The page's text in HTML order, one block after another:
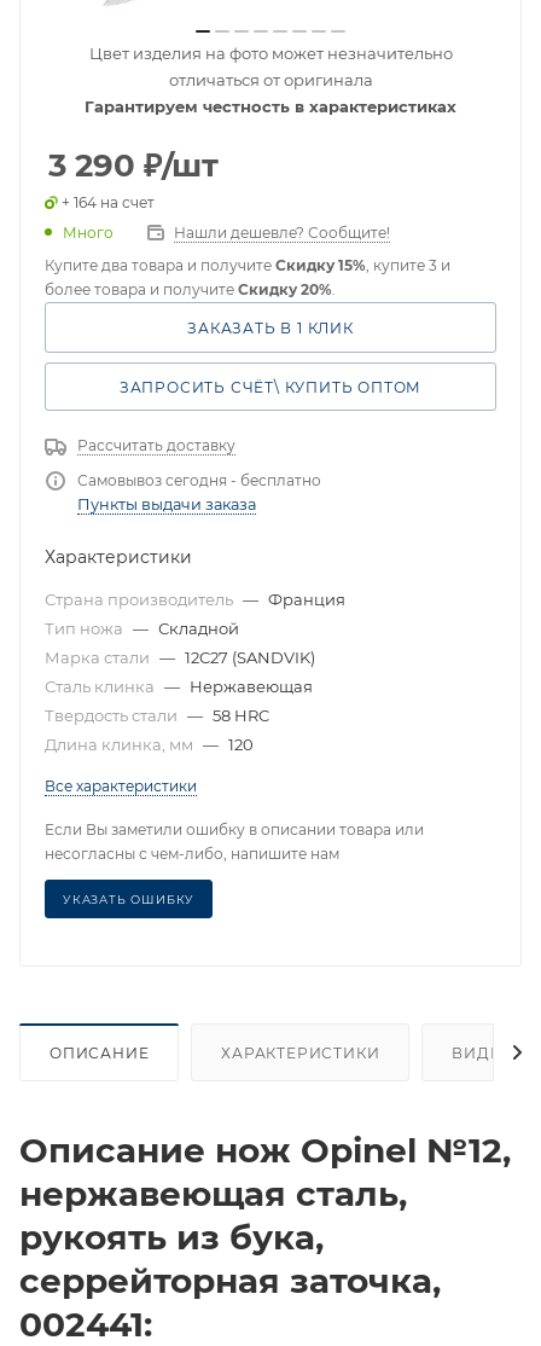
Цвет изделия на фото может незначительно
отличаться от оригинала
Гарантируем честность в характеристиках
3 290 ₽/шт
+ 164 на счет
Много
Нашли дешевле? Сообщите!
Купите два товара и получите Скидку 15%, купите 3 и
более товара и получите Скидку 20%.
ЗАКАЗАТЬ В 1 КЛИК
ЗАПРОСИТЬ СЧЁТ\ КУПИТЬ ОПТОМ
Рассчитать доставку
Самовывоз сегодня - бесплатно
Пункты выдачи заказа
Характеристики
Страна производитель — Франция
Тип ножа — Складной
Марка стали — 12C27 (SANDVIK)
Сталь клинка — Нержавеющая
Твердость стали — 58 HRC
Длина клинка, мм — 120
Все характеристики
Если Вы заметили ошибку в описании товара или
несогласны с чем-либо, напишите нам
УКАЗАТЬ ОШИБКУ
ОПИСАНИЕ ХАРАКТЕРИСТИКИ ВИДЕО
Описание нож Opinel №12,
нержавеющая сталь,
рукоять из бука,
серрейторная заточка,
002441: